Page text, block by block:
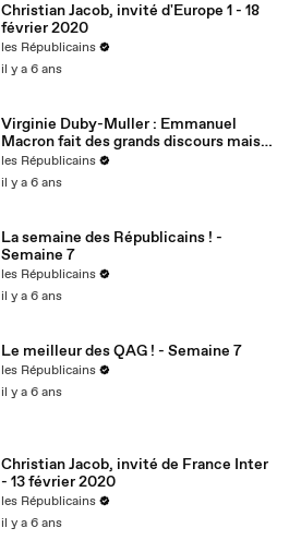
Christian Jacob, invité d'Europe 1 - 18
février 2020
les Républicains
il y a 6 ans
Virginie Duby-Muller : Emmanuel
Macron fait des grands discours mais
nous voulons des actes !
les Républicains
il y a 6 ans
La semaine des Républicains ! -
Semaine 7
les Républicains
il y a 6 ans
Le meilleur des QAG ! - Semaine 7
les Républicains
il y a 6 ans
Christian Jacob, invité de France Inter
- 13 février 2020
les Républicains
il y a 6 ans